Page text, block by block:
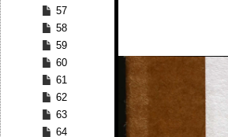
57
58
59
60
61
62
63
64